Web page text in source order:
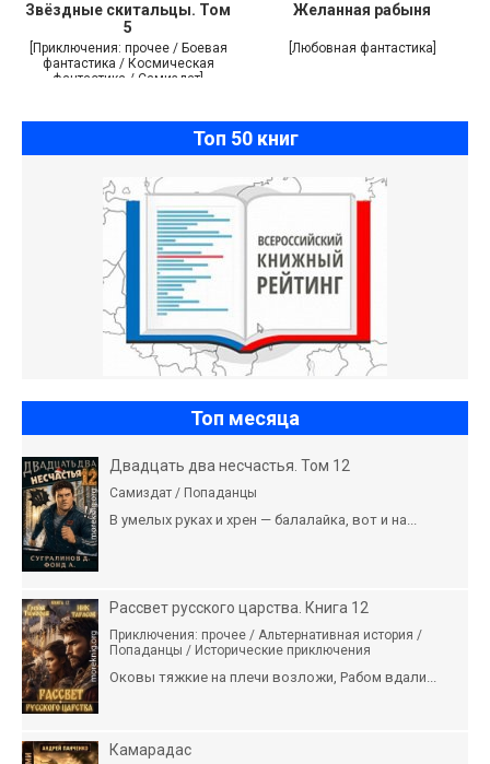
Звёздные скитальцы. Том
5
[Приключения: прочее / Боевая
фантастика / Космическая
фантастика / Самиздат]
Желанная рабыня
[Любовная фантастика]
Топ 50 книг
Топ месяца
Двадцать два несчастья. Том 12
Самиздат / Попаданцы
В умелых руках и хрен — балалайка, вот и на...
Рассвет русского царства. Книга 12
Приключения: прочее / Альтернативная история /
Попаданцы / Исторические приключения
Оковы тяжкие на плечи возложи, Рабом вдали...
Камарадас